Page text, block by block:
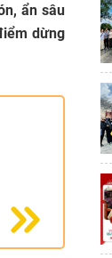
ẩn sâu
dừng